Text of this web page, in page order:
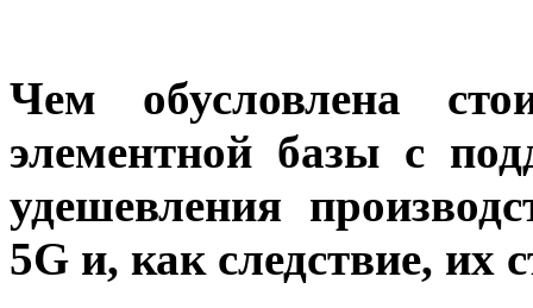
Чем обусловлена
элементной базы с
удешевления
5G и, как следствие, их